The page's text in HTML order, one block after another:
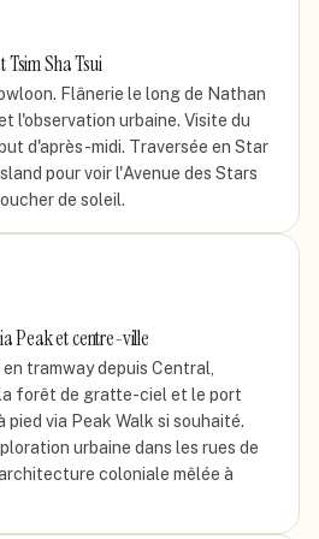
Sha Tsui
Flânerie le long de Nathan
l'observation urbaine. Visite du
d'après-midi. Traversée en Star
pour voir l'Avenue des Stars
de soleil.
Peak et centre-ville
tramway depuis Central,
forêt de gratte-ciel et le port
pied via Peak Walk si souhaité.
urbaine dans les rues de
coloniale mêlée à